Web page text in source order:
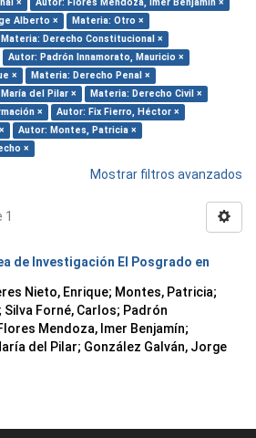
Alberto ×
Materia: Otro ×
Materia: Derecho Constitucional ×
Autor: Padrón Innamorato, Mauricio ×
×
Materia: Derecho Penal ×
del Pilar ×
Materia: Derecho Civil ×
×
Autor: Fix Fierro, Héctor ×
Autor: Montes, Patricia ×
×
Mostrar filtros avanzados
de Investigación El Posgrado en
Nieto, Enrique; Montes, Patricia;
; Silva Forné, Carlos; Padrón
Mendoza, Imer Benjamín;
del Pilar; González Galván, Jorge